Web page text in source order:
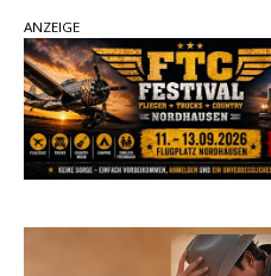
Parton, Bill
Chris Johnson &
kündigen neues
Ahead“ an
Danke für Euer
ANZEIGE